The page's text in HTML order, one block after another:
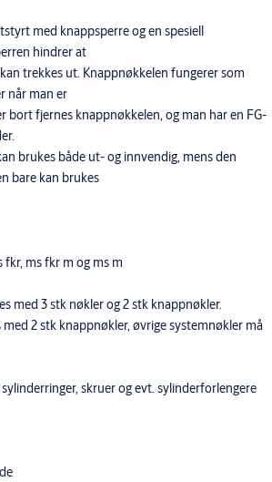
med knappsperre og en spesiell
hindrer at
trekkes ut. Knappnøkkelen fungerer som
når man er
bort fjernes knappnøkkelen, og man har en FG-
brukes både ut- og innvendig, mens den
bare kan brukes
ms fkr m og ms m
med 3 stk nøkler og 2 stk knappnøkler.
2 stk knappnøkler, øvrige systemnøkler må
skruer og evt. sylinderforlengere